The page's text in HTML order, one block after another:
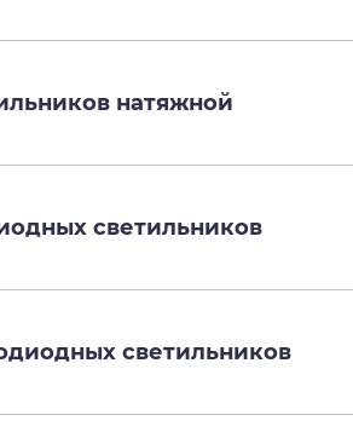
натяжной
светильников
светильников